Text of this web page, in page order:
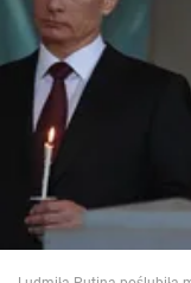
Społeczeństwo
Wojna na
Świat
Jedzenie